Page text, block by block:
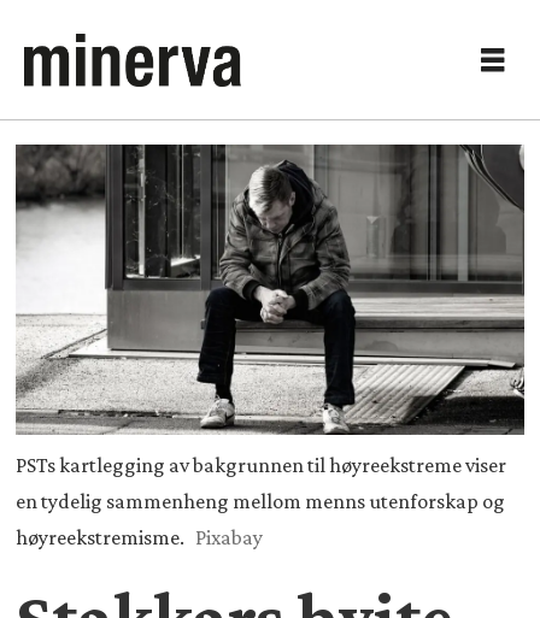
PSTs kartlegging av bakgrunnen til høyreekstreme viser
en tydelig sammenheng mellom menns utenforskap og
høyreekstremisme. Pixabay